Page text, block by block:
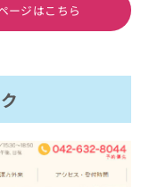
ージはこちら